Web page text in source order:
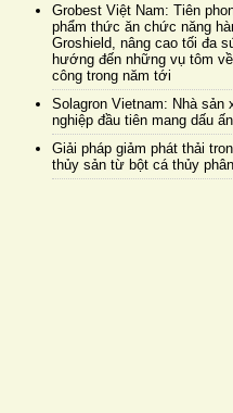
Grobest Việt Nam: Tiên
phẩm thức ăn chức năng
Groshield, nâng cao tối đa
hướng đến những vụ tôm
công trong năm tới
Solagron Vietnam: Nhà sản
nghiệp đầu tiên mang dấu
Giải pháp giảm phát thải
thủy sản từ bột cá thủy phân